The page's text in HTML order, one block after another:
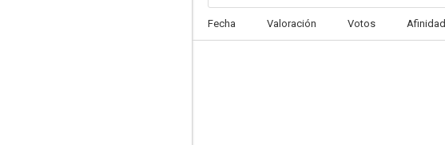
Fecha Valoración Votos Afinidad